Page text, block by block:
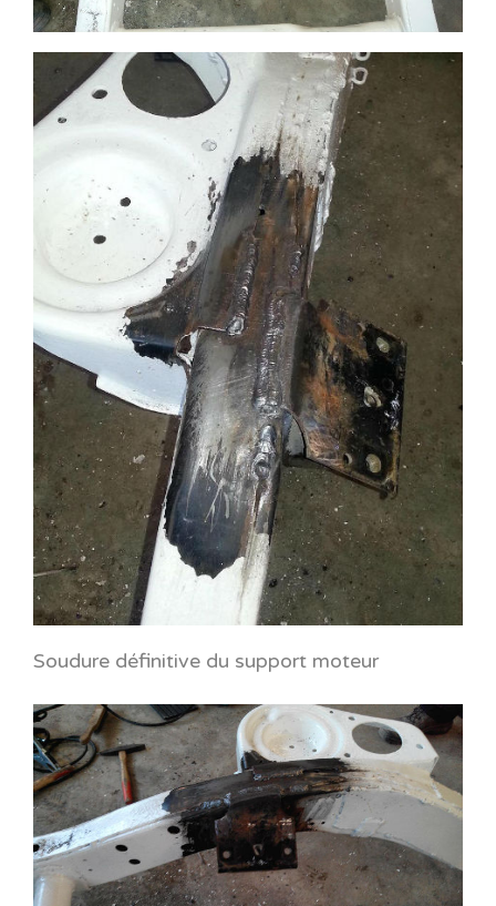
Soudure définitive du support moteur